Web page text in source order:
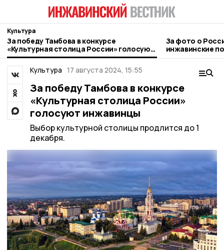
Культура
За победу Тамбова в конкурсе
«Культурная столица России» голосуют
инжавинцы
За фото о
инжавинские
Культура 17 августа 2024, 15:55
За победу Тамбова в конкурсе
«Культурная столица России»
голосуют инжавинцы
Выбор культурной столицы продлится до 1
декабря.